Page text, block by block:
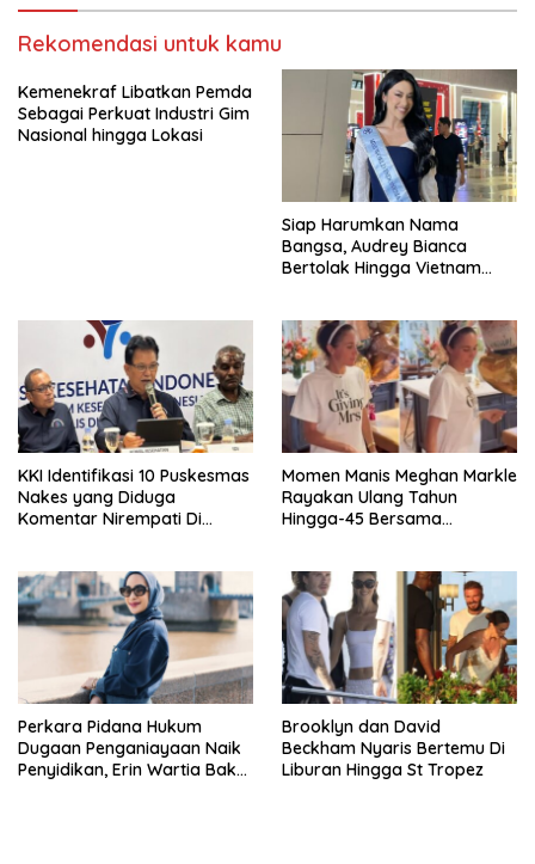
Rekomendasi untuk kamu
Kemenekraf Libatkan Pemda
Sebagai Perkuat Industri Gim
Nasional hingga Lokasi
Siap Harumkan Nama
Bangsa, Audrey Bianca
Bertolak Hingga Vietnam
KKI Identifikasi 10 Puskesmas
Nakes yang Diduga
Komentar Nirempati Di
Momen Manis Meghan Markle
Rayakan Ulang Tahun
Hingga-45 Bersama
Perkara Pidana Hukum
Dugaan Penganiayaan Naik
Penyidikan, Erin Wartia Bakal
Brooklyn dan David
Beckham Nyaris Bertemu Di
Liburan Hingga St Tropez